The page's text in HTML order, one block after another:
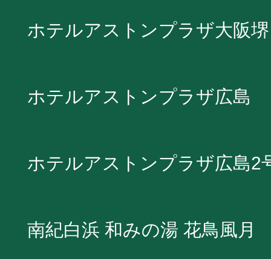
ホテルアストンプラザ大阪堺
ホテルアストンプラザ広島
ホテルアストンプラザ広島2
南紀白浜 和みの湯 花鳥風月